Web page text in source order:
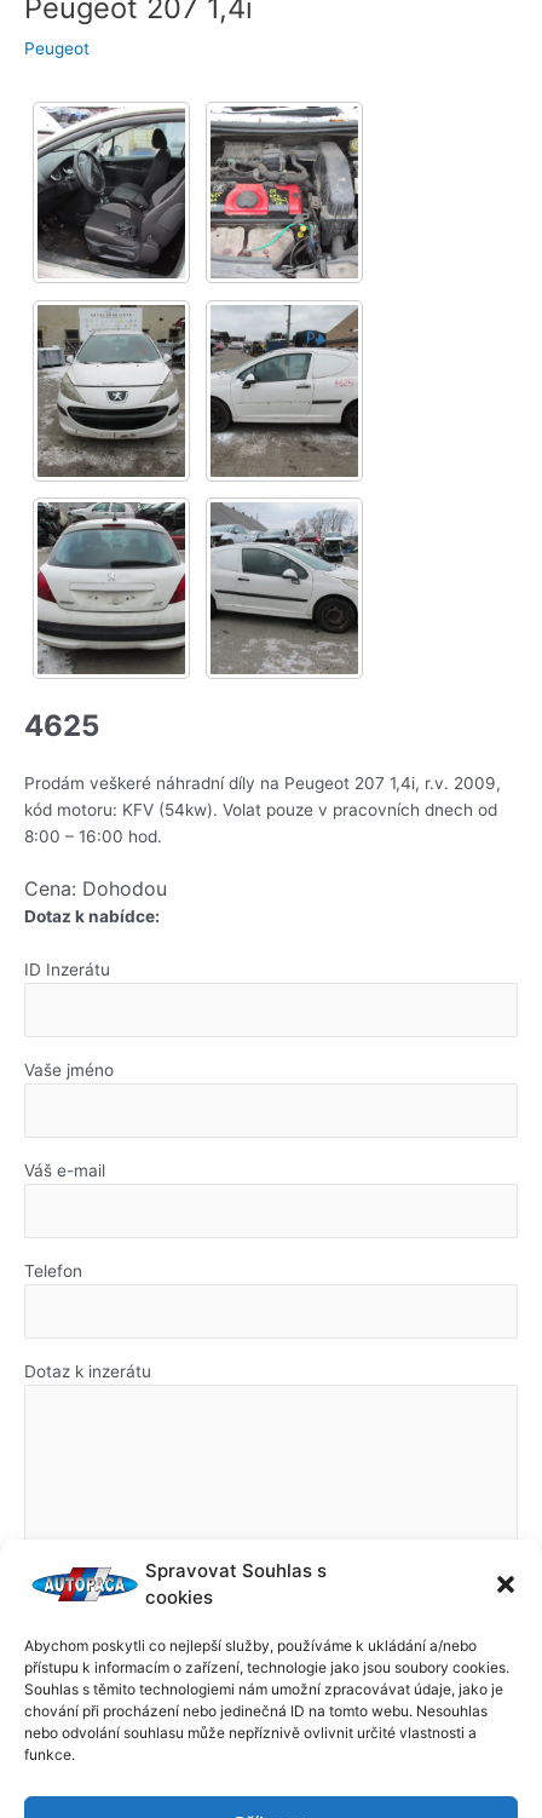
Spravovat Souhlas s
cookies
Abychom poskytli co nejlepší služby, používáme k ukládání a/nebo
přístupu k informacím o zařízení, technologie jako jsou soubory cookies.
Souhlas s těmito technologiemi nám umožní zpracovávat údaje, jako je
chování při procházení nebo jedinečná ID na tomto webu. Nesouhlas
nebo odvolání souhlasu může nepříznivě ovlivnit určité vlastnosti a
funkce.
Peugeot 207 1,4i
Peugeot
4625
Prodám veškeré náhradní díly na Peugeot 207 1,4i, r.v. 2009,
kód motoru: KFV (54kw). Volat pouze v pracovních dnech od
8:00 – 16:00 hod.
Cena: Dohodou
Dotaz k nabídce:
ID Inzerátu
Vaše jméno
Váš e-mail
Telefon
Dotaz k inzerátu